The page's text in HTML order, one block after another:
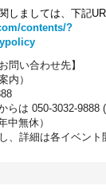
しましては、下記
contents/?
問い合わせ先】
内）
らは 050-3032-9888
中無休）
、詳細は各イベント